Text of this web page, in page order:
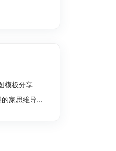
模板分享
维导图分享